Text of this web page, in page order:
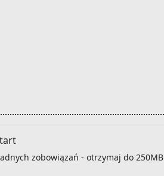
zobowiązań - otrzymaj do 250MB